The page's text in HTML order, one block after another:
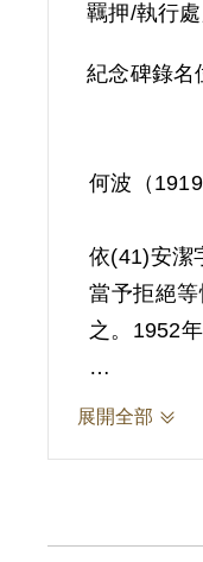
羈押/執行處
紀念碑錄名
何波（
依(41)安潔
當予拒絕
之。1952
其家屬於
展開全部